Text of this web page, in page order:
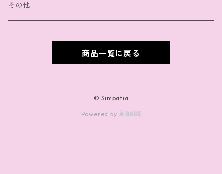
クリアファイル
バッグ・ポーチ
声優：冨永みーなさん＆浪川大輔さん
その他
商品一覧に戻る
© Simpatia
Powered by